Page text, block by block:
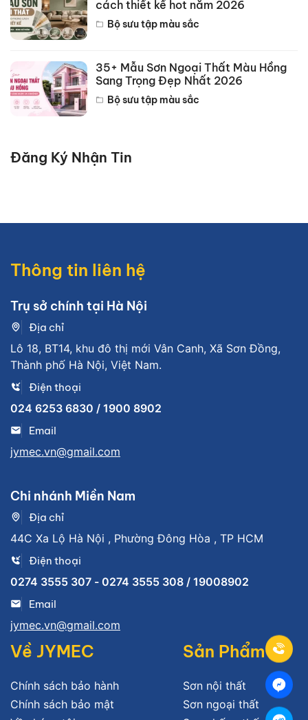
cách thiết kế hot năm 2026
Bộ sưu tập màu sắc
35+ Mẫu Sơn Ngoại Thất Màu Hồng
Sang Trọng Đẹp Nhất 2026
Bộ sưu tập màu sắc
Đăng Ký Nhận Tin
Thông tin liên hệ
Trụ sở chính tại Hà Nội
Địa chỉ
Lô 18, BT14, khu đô thị mới Vân Canh, Xã Sơn Đồng,
Thành phố Hà Nội, Việt Nam.
Điện thoại
024 6253 6830 / 1900 8902
Email
jymec.vn@gmail.com
Chi nhánh Miền Nam
Địa chỉ
44C Xa Lộ Hà Nội , Phường Đông Hòa , TP HCM
Điện thoại
0274 3555 307 - 0274 3555 308 / 19008902
Email
jymec.vn@gmail.com
Về JYMEC
Chính sách bảo hành
Chính sách bảo mật
Sản Phẩm
Sơn nội thất
Sơn ngoại thất